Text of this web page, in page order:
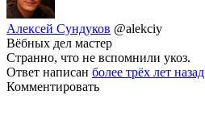
Алексей Сундуков @alekciy
Вёбных дел мастер
Странно, что не вспомнили укоз.
Ответ написан более трёх лет назад
Комментировать